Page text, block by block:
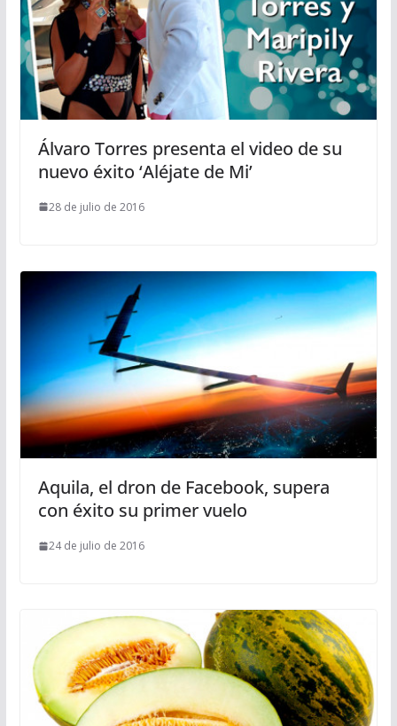
Álvaro Torres presenta el video de su
nuevo éxito ‘Aléjate de Mi’
28 de julio de 2016
Aquila, el dron de Facebook, supera
con éxito su primer vuelo
24 de julio de 2016